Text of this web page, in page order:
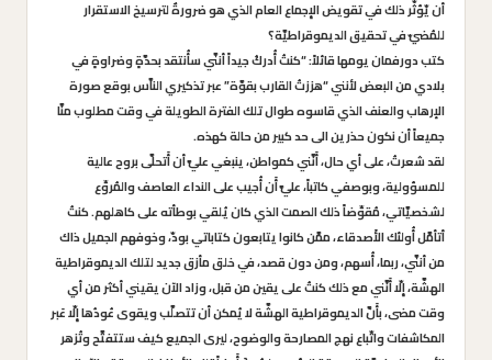
أن يّؤثّر ذلك في تقويض الإِجماع العام الذي هو ضرورةٌ لترسيخ الاستقرار
للمُضيّ في تحقيق الديموقراطيَّة؟
كتب دورفمان يومها قائلاً: “كنتُ أُدركُ جيداً أننَّي سأُنتقد بحدَّةٍ وضراوةٍ في
بلادي من البعض لأنني “هززتُ القارب بقوَّة” عبر تذكيري الناَّس بوقع صورة
الإرهاب والعنف الذي قاسوه طوال تلك الفترة الطويلة في وقت مطلوب منَّا
جميعاً أن نكون حذرين الى حد كبير من حالة كهذه.
لقد شعرتُ، على أي حال، أَنَّني كمواطن، ينبغي عليَّ أن أَتحلَّى بروح عالية
للمسؤولية، وبوصفي كاتباً، عليَّ أَن أُجيب على النداء العاصف والمُروِّع
لشخصيَّاتي، مُقوِّضاً ذلك الصمت الذي كان يُلقي بوطأته على كاهلهم. كنتُ
أتأمَّل أُولئك الأَصدقاء، ممَّن كانوا يتابعون كتاباتي بودّ، وخوفهم الجميل ذاك
من أننَّي، ربما، أُسهم، ومن دون قصد، في خلق مأزق جديد لتلك الديموقراطية
الهشَّة، إِلّا أَنَّني مع ذلك كنتُ على يقين من قبل، وزاد الآن يقيني أكثر من أي
وقت مضى، بأَنَّ الديموقراطية الهشَّة لا يُمكن أن تتصلَّب ويقوى عُودُها إِلّا عَبر
المكاشفات واتّباع نهج المصارحة والوضوح، ليرى الجميع كيف ستتفتَّح وتُزهر